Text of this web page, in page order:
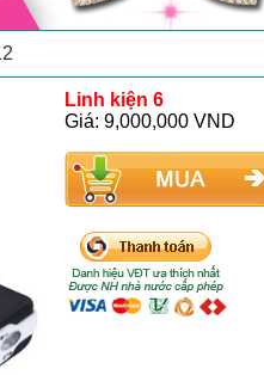
Heat
Linh kiện 6
Giá: 9,000,000 VND